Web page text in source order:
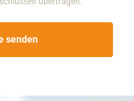
senden